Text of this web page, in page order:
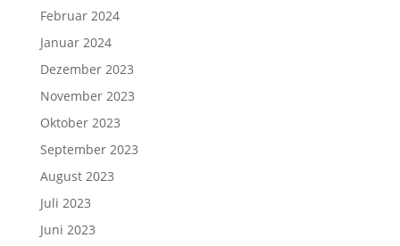
Februar 2024
Januar 2024
Dezember 2023
November 2023
Oktober 2023
September 2023
August 2023
Juli 2023
Juni 2023